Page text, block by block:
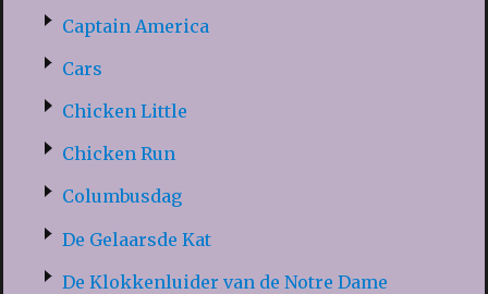
Captain America
Cars
Chicken Little
Chicken Run
Columbusdag
De Gelaarsde Kat
De Klokkenluider van de Notre Dame